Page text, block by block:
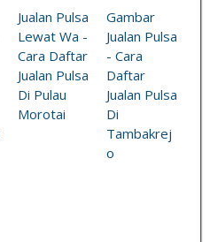
Jualan Pulsa
Lewat Wa -
Cara Daftar
Jualan Pulsa
Di Pulau
Morotai
Gambar
Jualan Pulsa
- Cara
Daftar
Jualan Pulsa
Di
Tambakrej
o